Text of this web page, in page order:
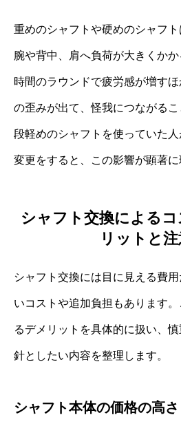
重めのシャフトや硬めのシャフ
腕や背中、肩へ負荷が大きくか
時間のラウンドで疲労感が増す
の歪みが出て、怪我につながる
段軽めのシャフトを使っていた
変更をすると、この影響が顕著に
シャフト交換による
リットと
シャフト交換には目に見える費
いコストや追加負担もあります
るデメリットを具体的に扱い、
針としたい内容を整理します。
シャフト本体の価格の高さ